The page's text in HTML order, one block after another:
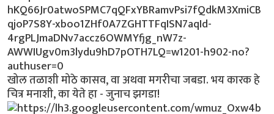
खोल तळाशी मोठे कासव, वा अथवा मगरीचा जबडा. भय कारक हे
चित्र मनाशी, का येते हा - जुनाच झगडा!